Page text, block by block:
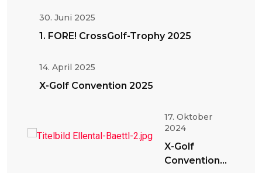
30. Juni 2025
1. FORE! CrossGolf-Trophy 2025
14. April 2025
X-Golf Convention 2025
17. Oktober
2024
X-Golf
Convention